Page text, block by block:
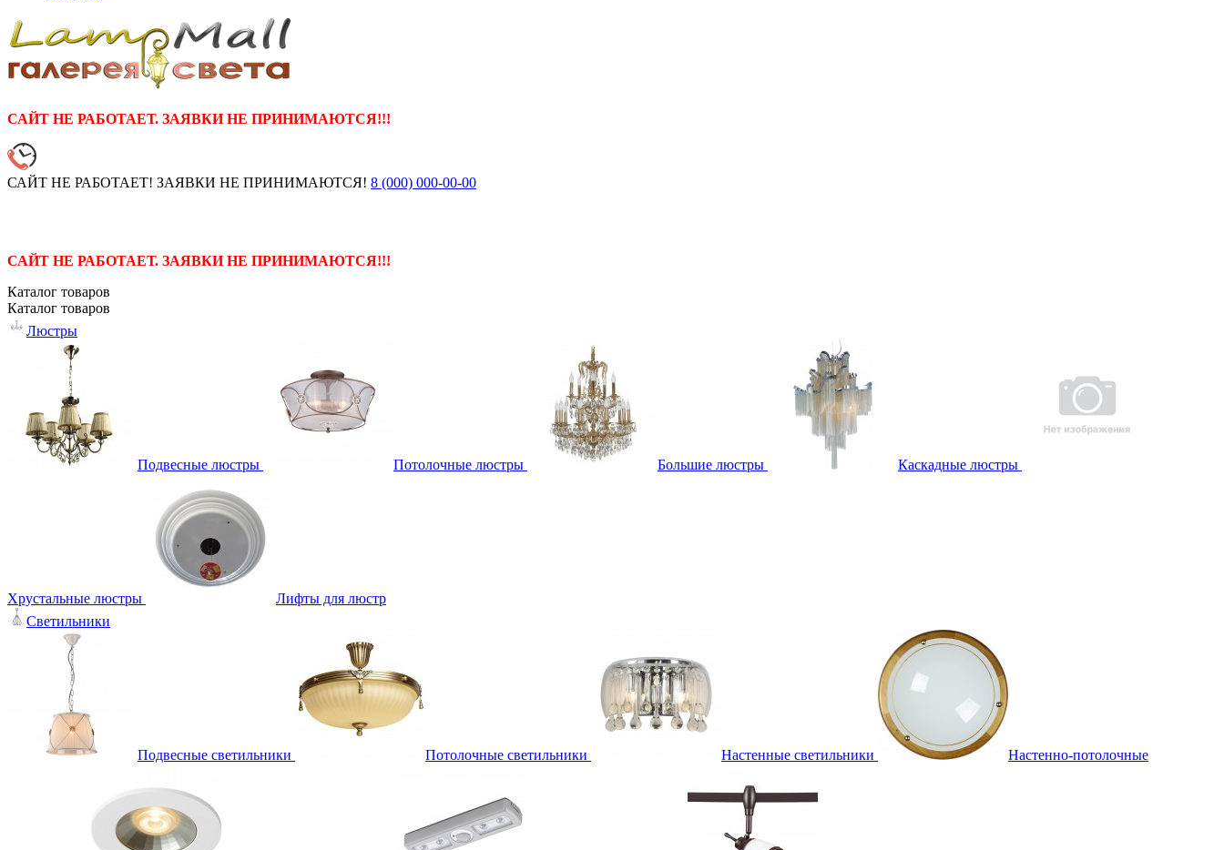
САЙТ НЕ РАБОТАЕТ. ЗАЯВКИ НЕ ПРИНИМАЮТСЯ!!!
САЙТ НЕ РАБОТАЕТ! ЗАЯВКИ НЕ ПРИНИМАЮТСЯ! 8 (000) 000-00-00
САЙТ НЕ РАБОТАЕТ. ЗАЯВКИ НЕ ПРИНИМАЮТСЯ!!!
Каталог товаров
Каталог товаров
Люстры
Подвесные люстры Потолочные люстры Большие люстры Каскадные люстры
Хрустальные люстры
Лифты для люстр
Светильники
Подвесные светильники Потолочные светильники Настенные светильники Настенно-потолочные